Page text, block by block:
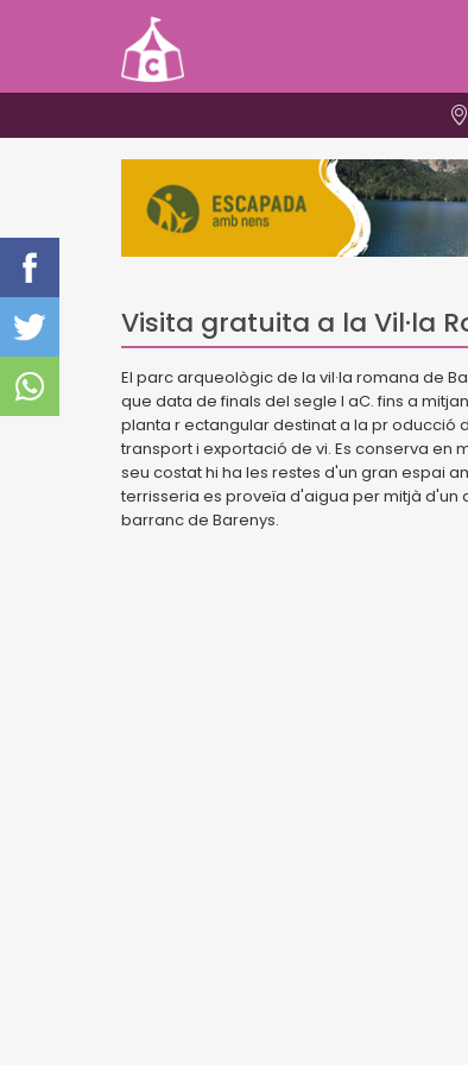
Visita gratuita a la Vil·la
El parc arqueològic de la vil·la romana de
que data de finals del segle I aC. fins a
planta r ectangular destinat a la pr oducció
transport i exportació de vi. Es conserva en
seu costat hi ha les restes d'un gran espai
terrisseria es proveïa d'aigua per mitjà
barranc de Barenys.